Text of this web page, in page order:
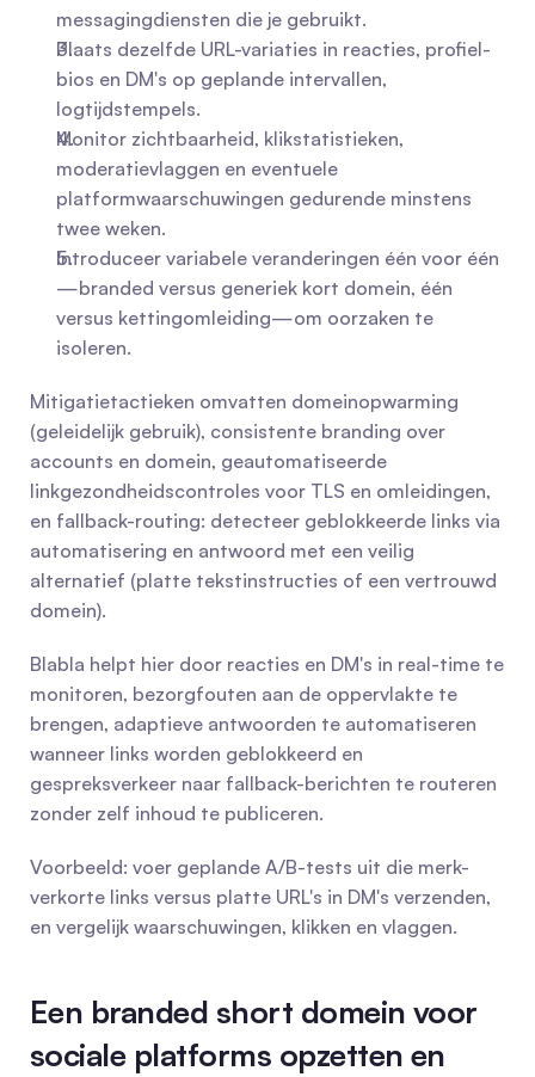
messagingdiensten die je gebruikt.
Plaats dezelfde URL-variaties in reacties, profiel-
bios en DM's op geplande intervallen,
logtijdstempels.
Monitor zichtbaarheid, klikstatistieken,
moderatievlaggen en eventuele
platformwaarschuwingen gedurende minstens
twee weken.
Introduceer variabele veranderingen één voor één
—branded versus generiek kort domein, één
versus kettingomleiding—om oorzaken te
isoleren.
Mitigatietactieken omvatten domeinopwarming
(geleidelijk gebruik), consistente branding over
accounts en domein, geautomatiseerde
linkgezondheidscontroles voor TLS en omleidingen,
en fallback-routing: detecteer geblokkeerde links via
automatisering en antwoord met een veilig
alternatief (platte tekstinstructies of een vertrouwd
domein).
Blabla helpt hier door reacties en DM's in real-time te
monitoren, bezorgfouten aan de oppervlakte te
brengen, adaptieve antwoorden te automatiseren
wanneer links worden geblokkeerd en
gespreksverkeer naar fallback-berichten te routeren
zonder zelf inhoud te publiceren.
Voorbeeld: voer geplande A/B-tests uit die merk-
verkorte links versus platte URL's in DM's verzenden,
en vergelijk waarschuwingen, klikken en vlaggen.
Een branded short domein voor
sociale platforms opzetten en